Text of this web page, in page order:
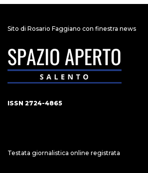
Sito di Rosario Faggiano con finestra news
ISSN 2724-4865
Testata giornalistica online registrata